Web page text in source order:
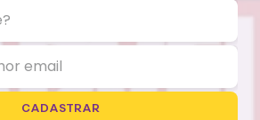
CADASTRAR